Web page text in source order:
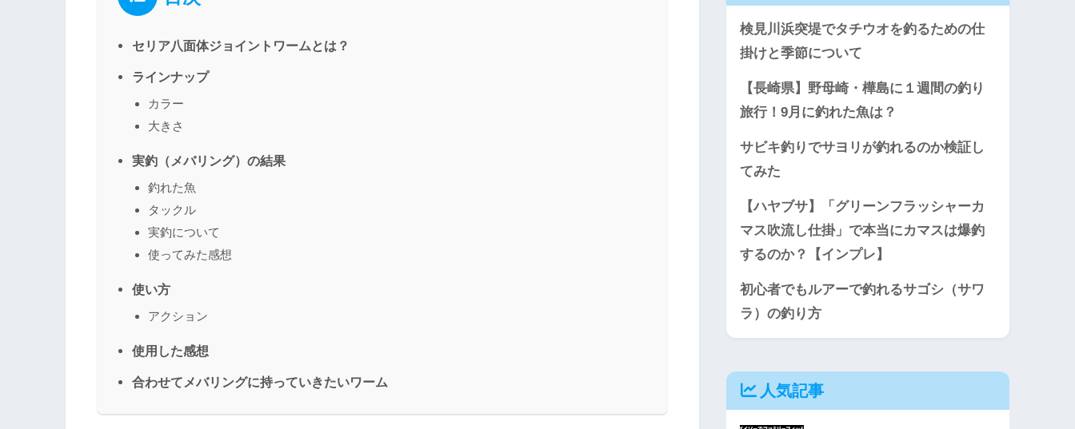
セリア八面体ジョイントワームとは？
ラインナップ
カラー
大きさ
実釣（メバリング）の結果
釣れた魚
タックル
実釣について
使ってみた感想
使い方
アクション
使用した感想
合わせてメバリングに持っていきたいワーム
検見川浜突堤でタチウオを釣るための仕
掛けと季節について
【長崎県】野母崎・樺島に１週間の釣り
旅行！9月に釣れた魚は？
サビキ釣りでサヨリが釣れるのか検証し
てみた
【ハヤブサ】「グリーンフラッシャーカ
マス吹流し仕掛」で本当にカマスは爆釣
するのか？【インプレ】
初心者でもルアーで釣れるサゴシ（サワ
ラ）の釣り方
人気記事